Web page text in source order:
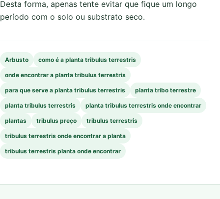
Desta forma, apenas tente evitar que fique um longo
período com o solo ou substrato seco.
Arbusto como é a planta tribulus terrestris
onde encontrar a planta tribulus terrestris
para que serve a planta tribulus terrestris planta tribo terrestre
planta tribulus terrestris planta tribulus terrestris onde encontrar
plantas tribulus preço tribulus terrestris
tribulus terrestris onde encontrar a planta
tribulus terrestris planta onde encontrar